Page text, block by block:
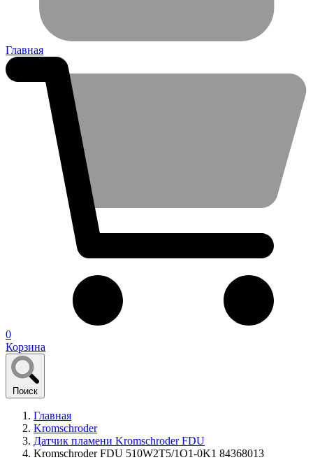
Главная
0
Корзина
Поиск
Главная
Kromschroder
Датчик пламени Kromschroder FDU
Kromschroder FDU 510W2T5/1O1-0K1 84368013